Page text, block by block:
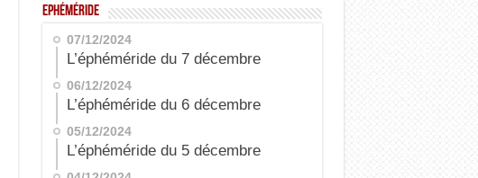
Ephéméride
07/12/2024
L’éphéméride du 7 décembre
06/12/2024
L’éphéméride du 6 décembre
05/12/2024
L’éphéméride du 5 décembre